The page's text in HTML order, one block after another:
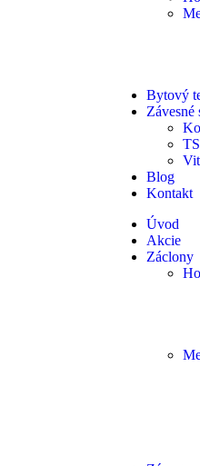
Bytový
Závesné
Blog
Kontakt
Úvod
Akcie
Záclony